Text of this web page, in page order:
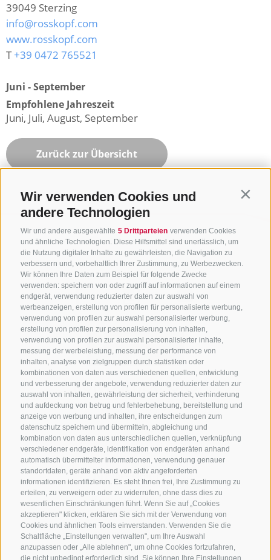
Wir verwenden Cookies und
andere Technologien
Wir und andere ausgewählte 5 Drittparteien verwenden Cookies
und ähnliche Technologien. Diese Hilfsmittel sind unerlässlich, um
die Nutzung digitaler Inhalte zu gewährleisten, die Navigation zu
verbessern und, vorbehaltlich Ihrer Zustimmung, zu Werbezwecken.
Wir können Ihre Daten zum Beispiel für folgende Zwecke
verwenden: speichern von oder zugriff auf informationen auf einem
endgerät, verwendung reduzierter daten zur auswahl von
werbeanzeigen, erstellung von profilen für personalisierte werbung,
verwendung von profilen zur auswahl personalisierter werbung,
erstellung von profilen zur personalisierung von inhalten,
verwendung von profilen zur auswahl personalisierter inhalte,
messung der werbeleistung, messung der performance von
inhalten, analyse von zielgruppen durch statistiken oder
kombinationen von daten aus verschiedenen quellen, entwicklung
und verbesserung der angebote, verwendung reduzierter daten zur
auswahl von inhalten, gewährleistung der sicherheit, verhinderung
und aufdeckung von betrug und fehlerbehebung, bereitstellung und
anzeige von werbung und inhalten, ihre entscheidungen zum
datenschutz speichern und übermitteln, abgleichung und
kombination von daten aus unterschiedlichen quellen, verknüpfung
verschiedener endgeräte, identifikation von endgeräten anhand
automatisch übermittelter informationen, verwendung genauer
standortdaten, geräte anhand von aktiv angeforderten
informationen identifizieren. Es steht Ihnen frei, Ihre Zustimmung zu
erteilen, zu verweigern oder zu widerrufen, ohne dass dies zu
wesentlichen Einschränkungen führt. Wenn Sie auf „Cookies
akzeptieren" klicken, erklären Sie sich mit der Verwendung von
Cookies und ähnlichen Tools einverstanden. Verwenden Sie die
Schaltfläche „Einstellungen verwalten", um Ihre Auswahl
anzupassen oder „Alle ablehnen", um ohne Cookies fortzufahren,
die nicht unbedingt erforderlich sind. Sie können Ihre Einstellungen
39049 Sterzing
info@rosskopf.com
www.rosskopf.com
T+39 0472 765521
Juni - September
Empfohlene Jahreszeit
Juni, Juli, August, September
Zurück zur Übersicht
KONTAKTIERE UNS
+39 0472 765 325
info@sterzing.com
NEWSLETTER
Bleib am Laufenden